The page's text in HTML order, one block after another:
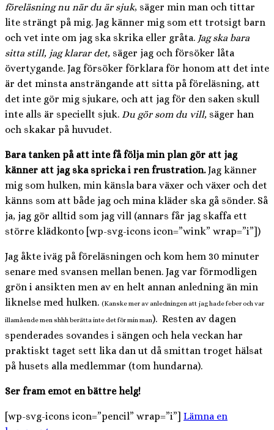
föreläsning nu när du är sjuk, säger min man och tittar
lite strängt på mig. Jag känner mig som ett trotsigt barn
och vet inte om jag ska skrika eller gråta. Jag ska bara
sitta still, jag klarar det, säger jag och försöker låta
övertygande. Jag försöker förklara för honom att det inte
är det minsta ansträngande att sitta på föreläsning, att
det inte gör mig sjukare, och att jag för den saken skull
inte alls är speciellt sjuk. Du gör som du vill, säger han
och skakar på huvudet.
Bara tanken på att inte få följa min plan gör att jag
känner att jag ska spricka i ren frustration.Jag känner
mig som hulken, min känsla bara växer och växer och det
känns som att både jag och mina kläder ska gå sönder. Så
ja, jag gör alltid som jag vill (annars får jag skaffa ett
större klädkonto [wp-svg-icons icon=”wink” wrap=”i”])
Jag åkte iväg på föreläsningen och kom hem 30 minuter
senare med svansen mellan benen. Jag var förmodligen
grön i ansikten men av en helt annan anledning än min
liknelse med hulken. (Kanske mer av anledningen att jag hade feber och var
illamående men shhh berätta inte det för min man). Resten av dagen
spenderades sovandes i sängen och hela veckan har
praktiskt taget sett lika dan ut då smittan troget hälsat
på husets alla medlemmar (tom hundarna).
Ser fram emot en bättre helg!
[wp-svg-icons icon=”pencil” wrap=”i”] Lämna en